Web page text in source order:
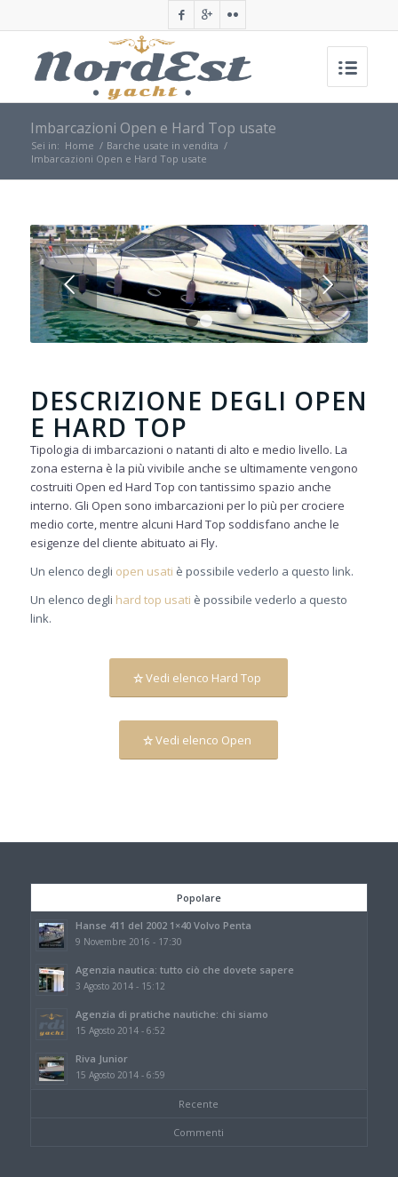
Imbarcazioni Open e Hard Top usate
Sei in: Home / Barche usate in vendita /
Imbarcazioni Open e Hard Top usate
Posteriore
1 2
DESCRIZIONE DEGLI OPEN
E HARD TOP
Tipologia di imbarcazioni o natanti di alto e medio livello. La
zona esterna è la più vivibile anche se ultimamente vengono
costruiti Open ed Hard Top con tantissimo spazio anche
interno. Gli Open sono imbarcazioni per lo più per crociere
medio corte, mentre alcuni Hard Top soddisfano anche le
esigenze del cliente abituato ai Fly.
Un elenco degli open usati è possibile vederlo a questo link.
Un elenco degli hard top usati è possibile vederlo a questo
link.
Vedi elenco Hard Top
Vedi elenco Open
Popolare
Hanse 411 del 2002 1×40 Volvo Penta
9 Novembre 2016 - 17:30
Agenzia nautica: tutto ciò che dovete sapere
3 Agosto 2014 - 15:12
Agenzia di pratiche nautiche: chi siamo
15 Agosto 2014 - 6:52
Riva Junior
15 Agosto 2014 - 6:59
Recente
Commenti